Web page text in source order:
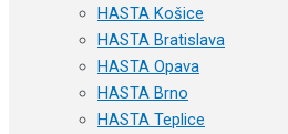
HASTA Košice
HASTA Bratislava
HASTA Opava
HASTA Brno
HASTA Teplice